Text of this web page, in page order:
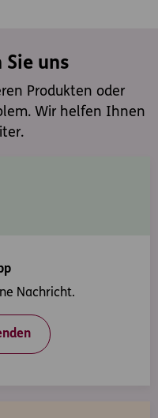
Sie uns
Produkten oder
Wir helfen Ihnen
Nachricht.